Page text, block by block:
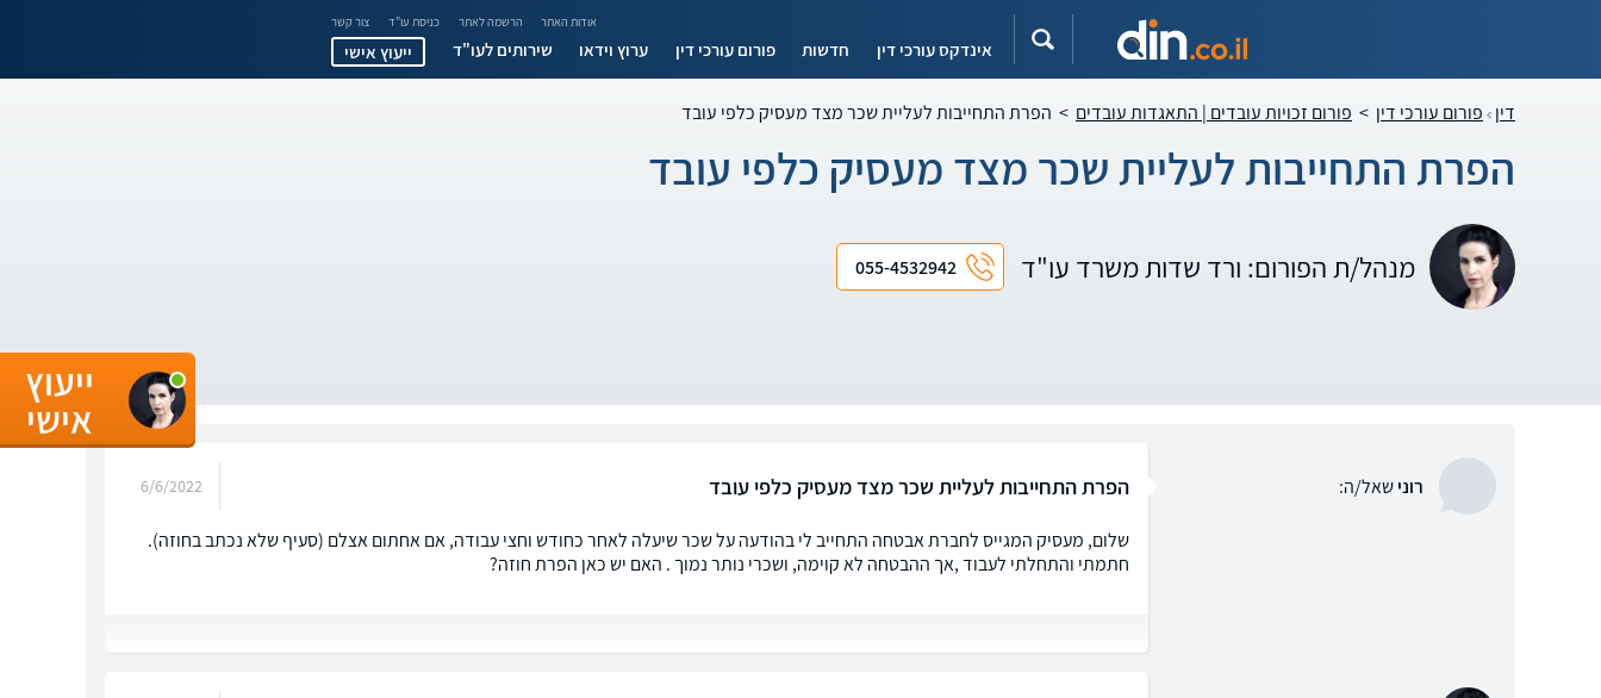
אודות האתר הרשמה לאתר כניסת עו"ד צור קשר
אינדקס עורכי דין חדשות פורום עורכי דין ערוץ וידאו שירותים לעו"ד ייעוץ אישי
דין פורום עורכי דין > פורום זכויות עובדים | התאגדות עובדים > הפרת התחייבות לעליית שכר מצד מעסיק כלפי עובד
הפרת התחייבות לעליית שכר מצד מעסיק כלפי עובד
מנהל/ת הפורום: ורד שדות משרד עו"ד 055-4532942
רונישאל/ה: הפרת התחייבות לעליית שכר מצד מעסיק כלפי עובד 6/6/2022
שלום, מעסיק המגייס לחברת אבטחה התחייב לי בהודעה על שכר שיעלה לאחר כחודש וחצי עבודה, אם אחתום אצלם (סעיף שלא נכתב בחוזה).
חתמתי והתחלתי לעבוד ,אך ההבטחה לא קוימה, ושכרי נותר נמוך . האם יש כאן הפרת חוזה?
ייעוץ
אישי